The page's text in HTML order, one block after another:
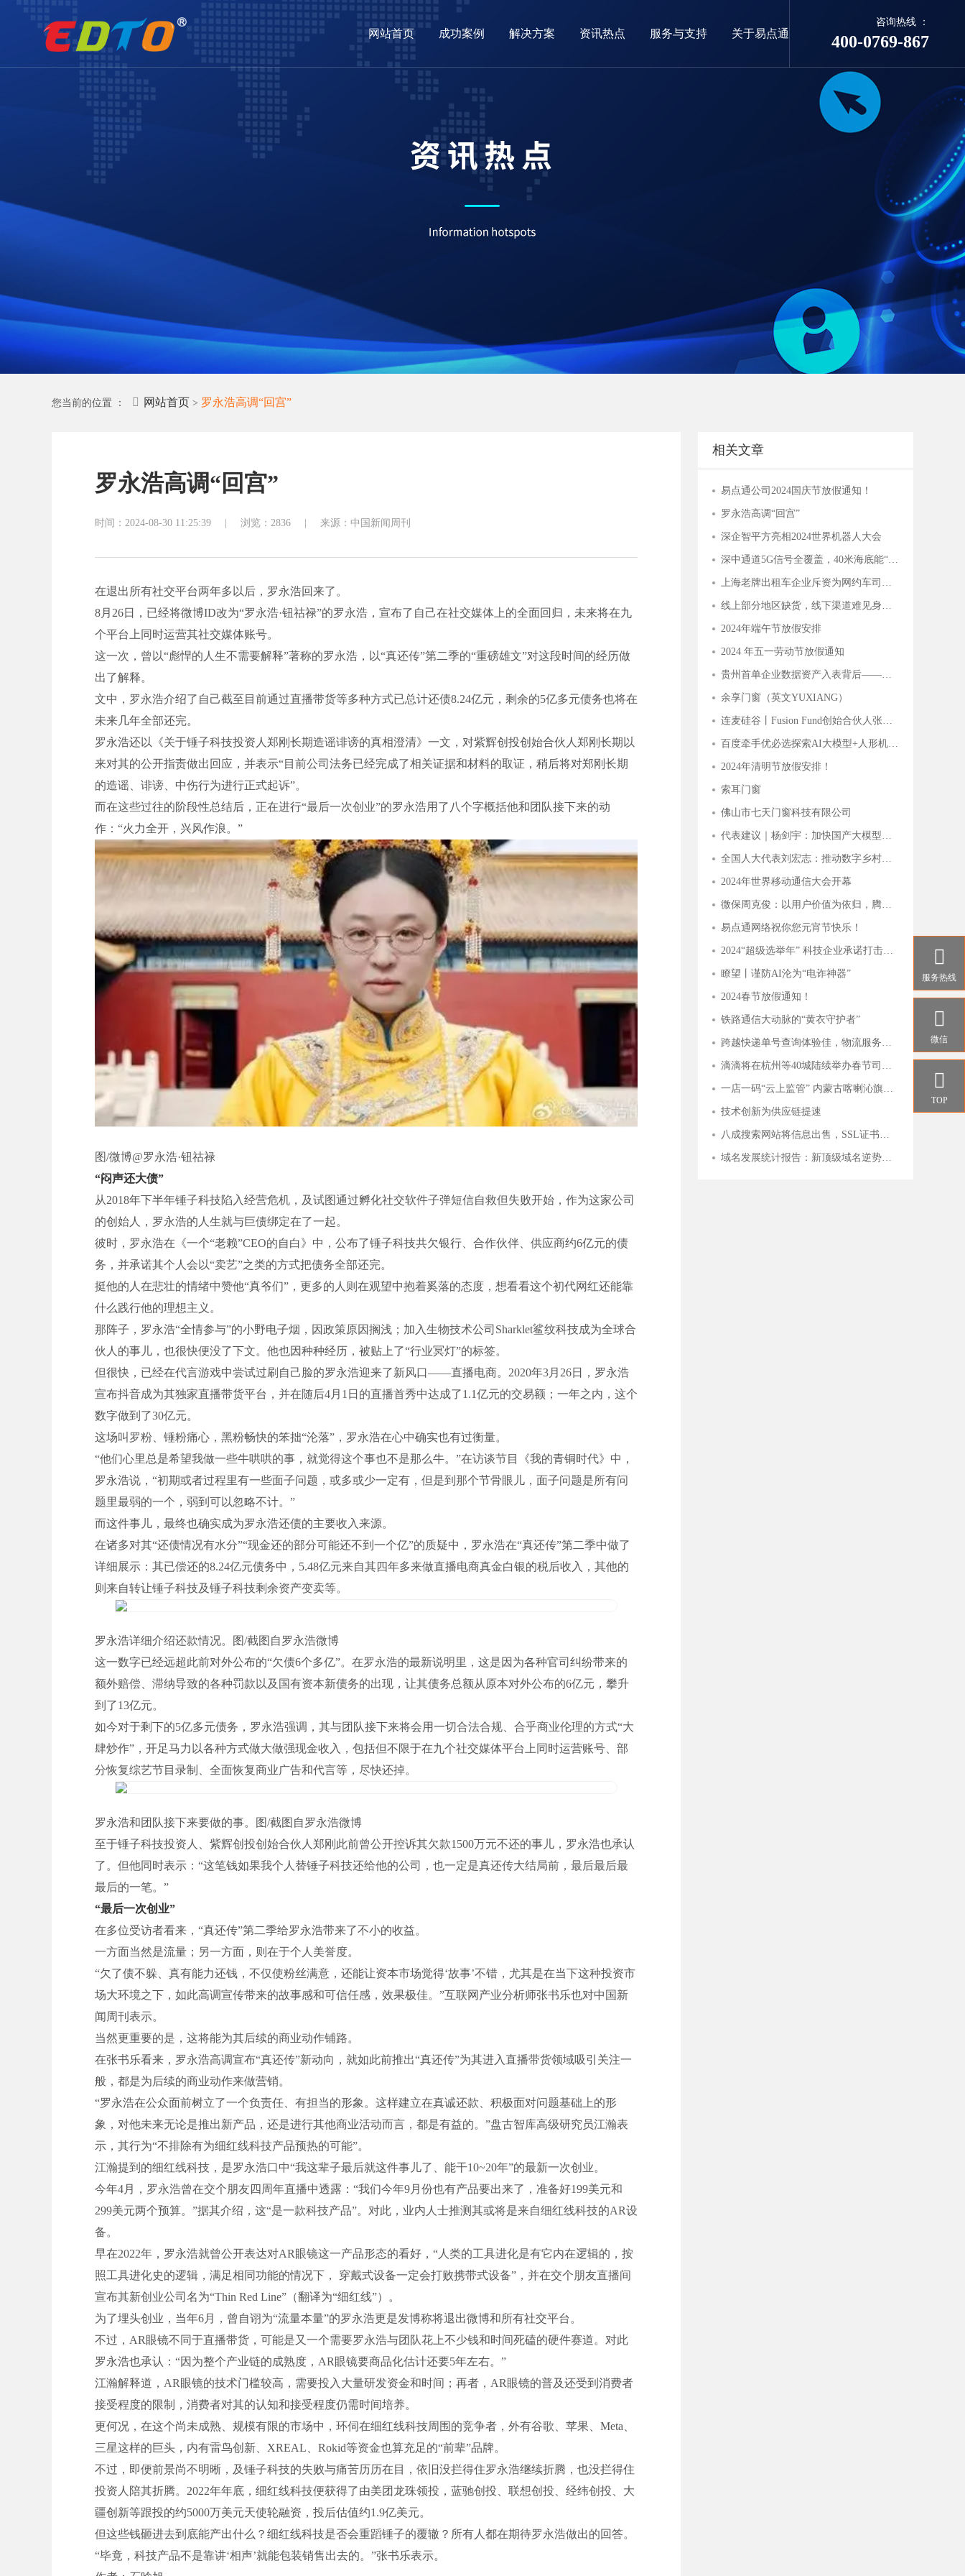
网站首页 成功案例
企业官网 营销型网站
解决方案
小程序定制 推广方案
资讯热点
建站服务 常见问题
服务与支持
技术实力
关于易点通
文化理念 关于我们
咨询热线 ：
400-0769-867
精品案例
环保科技
小程序
外贸网站
03
新闻动态
网站建设
小程序
联系易点通
地址：佛山市东莞大道环球经贸中心（台
400-0769-867
您当前的位置 ： 网站首页 > 罗永浩高调“回宫”
罗永浩高调“回宫”
时间：2024-08-30 11:25:39 浏览：2836 来源：中国新闻周刊
在退出所有社交平台两年多以后，罗永浩回来了。
8月26日，已经将微博ID改为“罗永浩·钮祜禄”的罗永浩，宣布了自己在社交媒体上的全面回归，未来将在九
个平台上同时运营其社交媒体账号。
这一次，曾以“彪悍的人生不需要解释”著称的罗永浩，以“真还传”第二季的“重磅雄文”对这段时间的经历做
出了解释。
文中，罗永浩介绍了自己截至目前通过直播带货等多种方式已总计还债8.24亿元，剩余的5亿多元债务也将在
未来几年全部还完。
罗永浩还以《关于锤子科技投资人郑刚长期造谣诽谤的真相澄清》一文，对紫辉创投创始合伙人郑刚长期以
来对其的公开指责做出回应，并表示“目前公司法务已经完成了相关证据和材料的取证，稍后将对郑刚长期
的造谣、诽谤、中伤行为进行正式起诉”。
而在这些过往的阶段性总结后，正在进行“最后一次创业”的罗永浩用了八个字概括他和团队接下来的动
作：“火力全开，兴风作浪。”
图/微博@罗永浩·钮祜禄
“闷声还大债”
从2018年下半年锤子科技陷入经营危机，及试图通过孵化社交软件子弹短信自救但失败开始，作为这家公司
的创始人，罗永浩的人生就与巨债绑定在了一起。
彼时，罗永浩在《一个“老赖”CEO的自白》中，公布了锤子科技共欠银行、合作伙伴、供应商约6亿元的债
务，并承诺其个人会以“卖艺”之类的方式把债务全部还完。
挺他的人在悲壮的情绪中赞他“真爷们”，更多的人则在观望中抱着奚落的态度，想看看这个初代网红还能靠
什么践行他的理想主义。
那阵子，罗永浩“全情参与”的小野电子烟，因政策原因搁浅；加入生物技术公司Sharklet鲨纹科技成为全球合
伙人的事儿，也很快便没了下文。他也因种种经历，被贴上了“行业冥灯”的标签。
但很快，已经在代言游戏中尝试过刷自己脸的罗永浩迎来了新风口——直播电商。2020年3月26日，罗永浩
宣布抖音成为其独家直播带货平台，并在随后4月1日的直播首秀中达成了1.1亿元的交易额；一年之内，这个
数字做到了30亿元。
这场叫罗粉、锤粉痛心，黑粉畅快的笨拙“沦落”，罗永浩在心中确实也有过衡量。
“他们心里总是希望我做一些牛哄哄的事，就觉得这个事也不是那么牛。”在访谈节目《我的青铜时代》中，
罗永浩说，“初期或者过程里有一些面子问题，或多或少一定有，但是到那个节骨眼儿，面子问题是所有问
题里最弱的一个，弱到可以忽略不计。”
而这件事儿，最终也确实成为罗永浩还债的主要收入来源。
在诸多对其“还债情况有水分”“现金还的部分可能还不到一个亿”的质疑中，罗永浩在“真还传”第二季中做了
详细展示：其已偿还的8.24亿元债务中，5.48亿元来自其四年多来做直播电商真金白银的税后收入，其他的
则来自转让锤子科技及锤子科技剩余资产变卖等。
罗永浩详细介绍还款情况。图/截图自罗永浩微博
这一数字已经远超此前对外公布的“欠债6个多亿”。在罗永浩的最新说明里，这是因为各种官司纠纷带来的
额外赔偿、滞纳导致的各种罚款以及国有资本新债务的出现，让其债务总额从原本对外公布的6亿元，攀升
到了13亿元。
如今对于剩下的5亿多元债务，罗永浩强调，其与团队接下来将会用一切合法合规、合乎商业伦理的方式“大
肆炒作”，开足马力以各种方式做大做强现金收入，包括但不限于在九个社交媒体平台上同时运营账号、部
分恢复综艺节目录制、全面恢复商业广告和代言等，尽快还掉。
罗永浩和团队接下来要做的事。图/截图自罗永浩微博
至于锤子科技投资人、紫辉创投创始合伙人郑刚此前曾公开控诉其欠款1500万元不还的事儿，罗永浩也承认
了。但他同时表示：“这笔钱如果我个人替锤子科技还给他的公司，也一定是真还传大结局前，最后最后最
最后的一笔。”
“最后一次创业”
在多位受访者看来，“真还传”第二季给罗永浩带来了不小的收益。
一方面当然是流量；另一方面，则在于个人美誉度。
“欠了债不躲、真有能力还钱，不仅使粉丝满意，还能让资本市场觉得‘故事’不错，尤其是在当下这种投资市
场大环境之下，如此高调宣传带来的故事感和可信任感，效果极佳。”互联网产业分析师张书乐也对中国新
闻周刊表示。
当然更重要的是，这将能为其后续的商业动作铺路。
在张书乐看来，罗永浩高调宣布“真还传”新动向，就如此前推出“真还传”为其进入直播带货领域吸引关注一
般，都是为后续的商业动作来做营销。
“罗永浩在公众面前树立了一个负责任、有担当的形象。这样建立在真诚还款、积极面对问题基础上的形
象，对他未来无论是推出新产品，还是进行其他商业活动而言，都是有益的。”盘古智库高级研究员江瀚表
示，其行为“不排除有为细红线科技产品预热的可能”。
江瀚提到的细红线科技，是罗永浩口中“我这辈子最后就这件事儿了、能干10~20年”的最新一次创业。
今年4月，罗永浩曾在交个朋友四周年直播中透露：“我们今年9月份也有产品要出来了，准备好199美元和
299美元两个预算。”据其介绍，这“是一款科技产品”。对此，业内人士推测其或将是来自细红线科技的AR设
备。
早在2022年，罗永浩就曾公开表达对AR眼镜这一产品形态的看好，“人类的工具进化是有它内在逻辑的，按
照工具进化史的逻辑，满足相同功能的情况下， 穿戴式设备一定会打败携带式设备”，并在交个朋友直播间
宣布其新创业公司名为“Thin Red Line”（翻译为“细红线”）。
为了埋头创业，当年6月，曾自诩为“流量本量”的罗永浩更是发博称将退出微博和所有社交平台。
不过，AR眼镜不同于直播带货，可能是又一个需要罗永浩与团队花上不少钱和时间死磕的硬件赛道。对此
罗永浩也承认：“因为整个产业链的成熟度，AR眼镜要商品化估计还要5年左右。”
江瀚解释道，AR眼镜的技术门槛较高，需要投入大量研发资金和时间；再者，AR眼镜的普及还受到消费者
接受程度的限制，消费者对其的认知和接受程度仍需时间培养。
更何况，在这个尚未成熟、规模有限的市场中，环伺在细红线科技周围的竞争者，外有谷歌、苹果、Meta、
三星这样的巨头，内有雷鸟创新、XREAL、Rokid等资金也算充足的“前辈”品牌。
不过，即便前景尚不明晰，及锤子科技的失败与痛苦历历在目，依旧没拦得住罗永浩继续折腾，也没拦得住
投资人陪其折腾。2022年年底，细红线科技便获得了由美团龙珠领投，蓝驰创投、联想创投、经纬创投、大
疆创新等跟投的约5000万美元天使轮融资，投后估值约1.9亿美元。
但这些钱砸进去到底能产出什么？细红线科技是否会重蹈锤子的覆辙？所有人都在期待罗永浩做出的回答。
“毕竟，科技产品不是靠讲‘相声’就能包装销售出去的。”张书乐表示。
相关文章
易点通公司2024国庆节放假通知！
罗永浩高调“回宫”
深企智平方亮相2024世界机器人大会
深中通道5G信号全覆盖，40米海底能“冲浪”
上海老牌出租车企业斥资为网约车司机搭建爱心驿站，背后是何打算？
线上部分地区缺货，线下渠道难见身影，主播“倒下”的钟薛高，品牌还能撑多久
2024年端午节放假安排
2024 年五一劳动节放假通知
贵州首单企业数据资产入表背后——贵阳大数据交易所的“接二连三”
余享门窗（英文YUXIANG）
连麦硅谷丨Fusion Fund创始合伙人张璐：一切才刚刚开始，这些AI细分赛道有潜力
百度牵手优必选探索AI大模型+人形机器人应用，关注人工智能AIETF（515070）与 机器人ETF（562500）
2024年清明节放假安排！
索耳门窗
佛山市七天门窗科技有限公司
代表建议｜杨剑宇：加快国产大模型发展，分行业出台落地指引
全国人大代表刘宏志：推动数字乡村建设 激发乡村振兴“数智力量”
2024年世界移动通信大会开幕
微保周克俊：以用户价值为依归，腾讯微保打造保险帮手服务价值体系
易点通网络祝你您元宵节快乐！
2024“超级选举年” 科技企业承诺打击滥用人工智能干扰选举
瞭望丨谨防AI沦为“电诈神器”
2024春节放假通知！
铁路通信大动脉的“黄衣守护者”
跨越快递单号查询体验佳，物流服务覆盖多行业
滴滴将在杭州等40城陆续举办春节司机福利站，致谢司机师傅辛勤付出
一店一码“云上监管” 内蒙古喀喇沁旗市场监管局“互联网+明厨亮灶”持续发力
技术创新为供应链提速
八成搜索网站将信息出售，SSL证书守护用户安全
域名发展统计报告：新顶级域名逆势上扬

服务热线

微信

TOP